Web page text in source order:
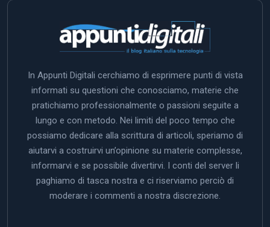
In Appunti Digitali cerchiamo di esprimere punti di vista
informati su questioni che conosciamo, materie che
pratichiamo professionalmente o passioni seguite a
lungo e con metodo. Nei limiti del poco tempo che
possiamo dedicare alla scrittura di articoli, speriamo di
aiutarvi a costruirvi un’opinione su materie complesse,
informarvi e se possibile divertirvi. I conti del server li
paghiamo di tasca nostra e ci riserviamo perciò di
moderare i commenti a nostra discrezione.